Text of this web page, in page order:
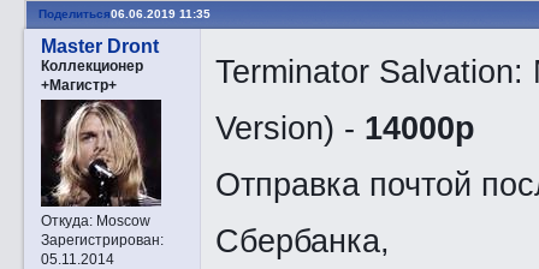
Поделиться06.06.2019 11:35
Master Dront
Коллекционер
+Магистр+
Откуда:Moscow
Зарегистрирован:
05.11.2014
Terminator
Version) - 14000р
Отправка почтой
Сбербанка,